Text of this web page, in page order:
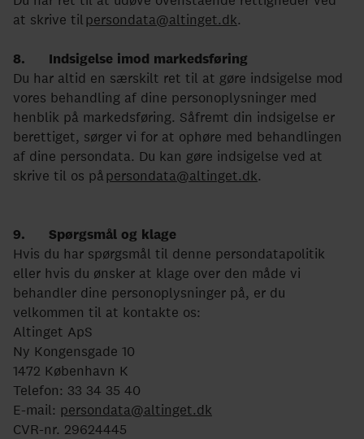
at skrive tilpersondata@altinget.dk.
8. Indsigelse imod markedsføring
Du har altid en særskilt ret til at gøre indsigelse mod
vores behandling af dine personoplysninger med
henblik på markedsføring. Såfremt din indsigelse er
berettiget, sørger vi for at ophøre med behandlingen
af dine persondata. Du kan gøre indsigelse ved at
skrive til os påpersondata@altinget.dk.
9. Spørgsmål og klage
Hvis du har spørgsmål til denne persondatapolitik
eller hvis du ønsker at klage over den måde vi
behandler dine personoplysninger på, er du
velkommen til at kontakte os:
Altinget ApS
Ny Kongensgade 10
1472 København K
Telefon: 33 34 35 40
E-mail: persondata@altinget.dk
CVR-nr. 29624445